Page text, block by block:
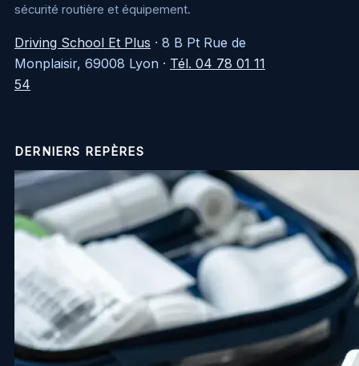
sécurité routière et équipement.
Driving School Et Plus · 8 B Pt Rue de
Monplaisir, 69008 Lyon · Tél. 04 78 01 11
54
DERNIERS REPÈRES